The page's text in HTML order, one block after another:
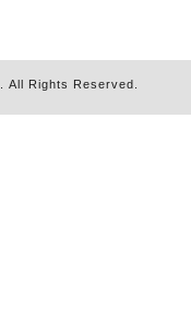
. All Rights Reserved.